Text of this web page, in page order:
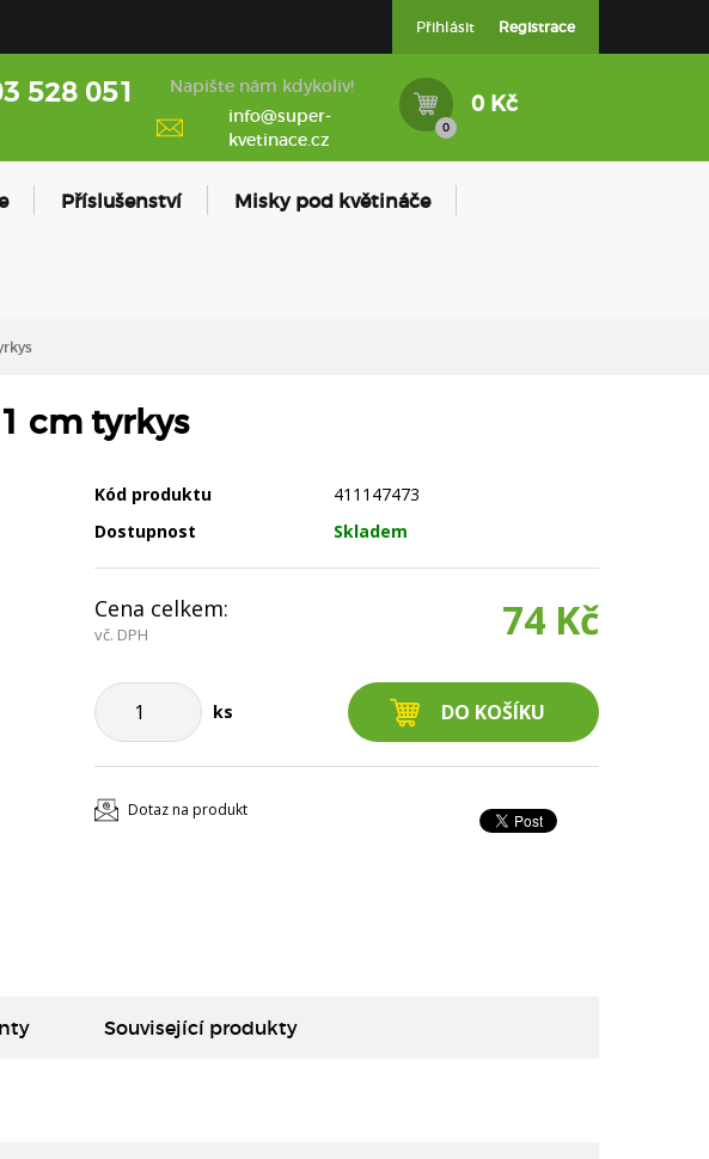
Přihlásit Registrace
528 051
Napište nám kdykoliv!
info@super-
kvetinace.cz
0
0 Kč
Příslušenství Misky pod květináče
cm tyrkys
Kód produktu
411147473
Dostupnost
Skladem
Cena celkem:
vč. DPH 74 Kč
ks
Dotaz na produkt
Související produkty